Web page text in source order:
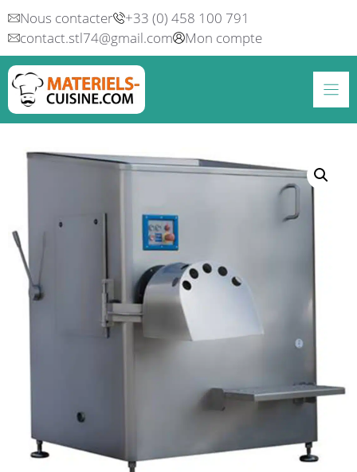
Aller
au
contenu
Nous contacter
+33 (0) 458 100 791
contact.stl74@gmail.com
Mon compte